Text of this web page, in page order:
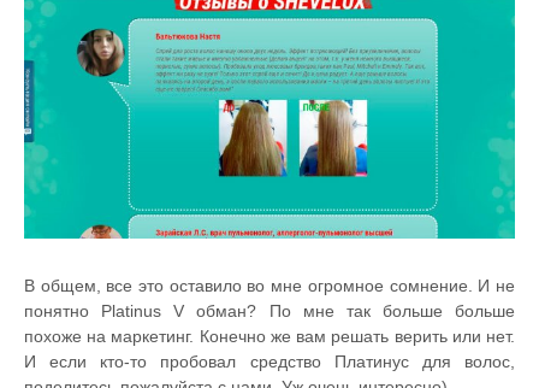
В общем, все это оставило во мне огромное сомнение. И не
понятно Platinus V обман? По мне так больше больше
похоже на маркетинг. Конечно же вам решать верить или нет.
И если кто-то пробовал средство Платинус для волос,